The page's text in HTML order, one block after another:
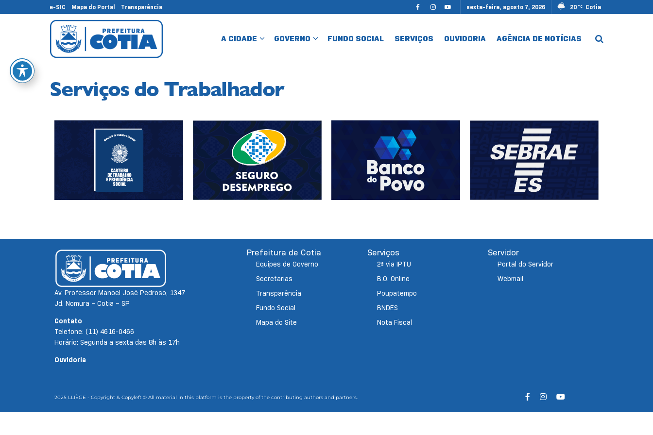
e-SIC Mapa do Portal Transparência sexta-feira, agosto 7, 2026 20 °C Cotia
A CIDADE GOVERNO FUNDO SOCIAL SERVIÇOS OUVIDORIA AGÊNCIA DE NOTÍCIAS
Serviços do Trabalhador
Av. Professor Manoel José Pedroso, 1347
Jd. Nomura – Cotia – SP
Contato
Telefone: (11) 4616-0466
Horário: Segunda a sexta das 8h às 17h
Ouvidoria
Prefeitura de Cotia
Equipes de Governo
Secretarias
Transparência
Fundo Social
Mapa do Site
Serviços
2ª via IPTU
B.O. Online
Poupatempo
BNDES
Nota Fiscal
Servidor
Portal do Servidor
Webmail
2025 LLIÈGE - Copyright & Copyleft © All material in this platform is the property of the contributing authors and partners.